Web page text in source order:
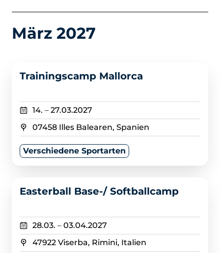
März 2027
Trainingscamp Mallorca
14. – 27.03.2027
07458 Illes Balearen, Spanien
Verschiedene Sportarten
Easterball Base-/ Softballcamp
28.03. – 03.04.2027
47922 Viserba, Rimini, Italien